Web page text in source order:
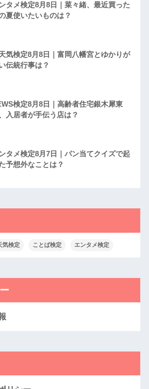
タメ検定8月8日｜菜々緒、最近買った
夏使いたいものは？
気検定8月8日｜富岡八幡宮とゆかりが
伝統行事は？
検定8月8日｜高齢者住宅銀木犀東
入居者が手伝う店は？
タメ検定8月7日｜パン当てクイズで起
予想外なことは？
気検定 ことば検定 エンタメ検定